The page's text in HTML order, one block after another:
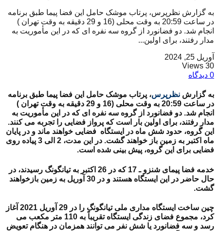
به گزارش نظرپرس، پرتاب موشک حامل این فضا پیما طبق برنامه
در ساعت 20:59 به وقت محلی (16 و 29 دقیقه به وقت تهران )
انجام شد. دو فضانورد از گروه سه نفره ای که در این مأموریت به
مدار رفتند، برای اولین...
آوریل 25, 2024
30 Views
0 دیدگاه
به گزارش نظرپرس، پرتاب موشک حامل این فضا پیما طبق برنامه
در ساعت 20:59 به وقت محلی (16 و 29 دقیقه به وقت تهران )
انجام شد. دو فضانورد از گروه سه نفره ای که در این مأموریت به
مدار رفتند، برای اولین بار است که پرواز فضایی را تجربه می کنند.
این گروه، حدود شش ماه در ایستگاه فضایی خواهند ماند و در پایان
ماه اکتبر به زمین باز خواهند گشت. در این مدت، 2 الی 3 پیاده روی
فضایی برای این گروه، پیش بینی شده است.
خدمه فضا پیمای شنزو ـ 17 که در 26 اکتبر به تیانگونگ رسیدند، در
حال حاضر در این ایستگاه هستند و در 30 آوریل به زمین بازخواهند
گشت.
چین ساخت ایستگاه مداری ملی تیانگونگ را در 29 آوریل 2021 آغاز
کرد، مجموع فضای زندگی ایستگاه تقریباً به 110 متر مکعب می
رسد و سه فضانورد یا شش نفر می توانند همزمان در هنگام تعویض